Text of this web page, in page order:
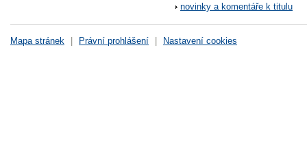
novinky a komentáře k titulu
Mapa stránek Právní prohlášení Nastavení cookies